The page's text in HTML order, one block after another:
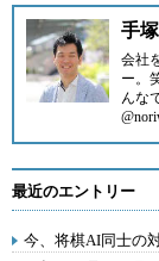
手
会社
ー。
んな
最近のエントリー
今、将棋AI同士の